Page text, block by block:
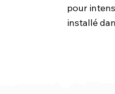
pour
installé